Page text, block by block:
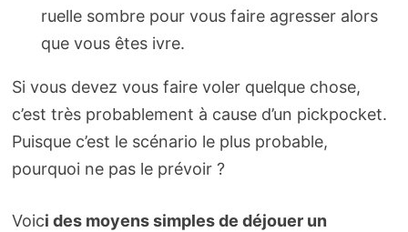
ruelle sombre pour vous faire agresser alors
que vous êtes ivre.
Si vous devez vous faire voler quelque chose,
c’est très probablement à cause d’un pickpocket.
Puisque c’est le scénario le plus probable,
pourquoi ne pas le prévoir ?
Voici des moyens simples de déjouer un